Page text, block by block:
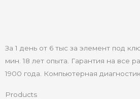
За 1 день от 6 тыс за элемент под
мин. 18 лет опыта. Гарантия на все
1900 года. Компьютерная
Products